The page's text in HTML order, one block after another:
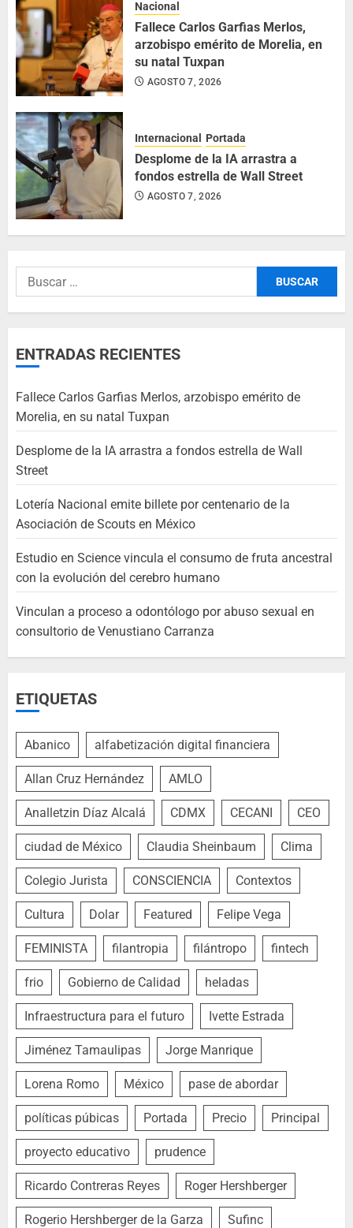
Nacional
Fallece Carlos Garfias Merlos,
arzobispo emérito de Morelia, en
su natal Tuxpan
AGOSTO 7, 2026
Internacional Portada
Desplome de la IA arrastra a
fondos estrella de Wall Street
AGOSTO 7, 2026
ENTRADAS RECIENTES
Fallece Carlos Garfias Merlos, arzobispo emérito de
Morelia, en su natal Tuxpan
Desplome de la IA arrastra a fondos estrella de Wall
Street
Lotería Nacional emite billete por centenario de la
Asociación de Scouts en México
Estudio en Science vincula el consumo de fruta ancestral
con la evolución del cerebro humano
Vinculan a proceso a odontólogo por abuso sexual en
consultorio de Venustiano Carranza
ETIQUETAS
Abanico alfabetización digital financiera
Allan Cruz Hernández AMLO
Analletzin Díaz Alcalá CDMX CECANI CEO
ciudad de México Claudia Sheinbaum Clima
Colegio Jurista CONSCIENCIA Contextos
Cultura Dolar Featured Felipe Vega
FEMINISTA filantropia filántropo fintech
frio Gobierno de Calidad heladas
Infraestructura para el futuro Ivette Estrada
Jiménez Tamaulipas Jorge Manrique
Lorena Romo México pase de abordar
políticas púbicas Portada Precio Principal
proyecto educativo prudence
Ricardo Contreras Reyes Roger Hershberger
Rogerio Hershberger de la Garza Sufinc